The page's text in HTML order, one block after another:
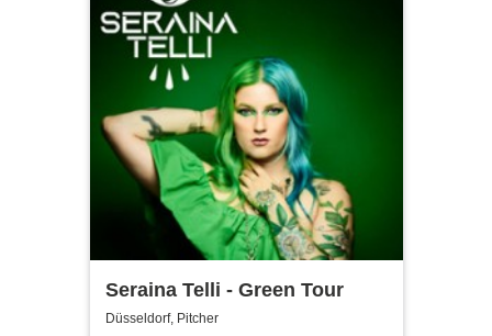
Seraina Telli - Green Tour
Düsseldorf, Pitcher